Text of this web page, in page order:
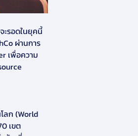
ะรอดในยุคนี้
ผ่านการ
เพื่อความ
เขต